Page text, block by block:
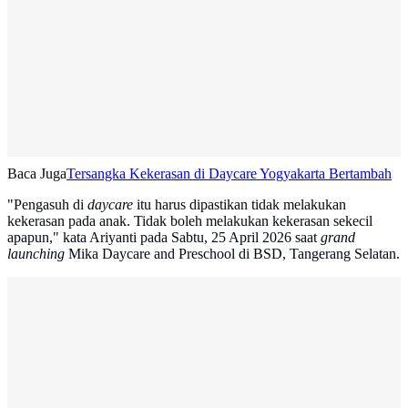
Baca JugaTersangka Kekerasan di Daycare Yogyakarta Bertambah
"Pengasuh di daycare itu harus dipastikan tidak melakukan
kekerasan pada anak. Tidak boleh melakukan kekerasan sekecil
apapun," kata Ariyanti pada Sabtu, 25 April 2026 saatgrand
launching Mika Daycare and Preschool di BSD, Tangerang Selatan.